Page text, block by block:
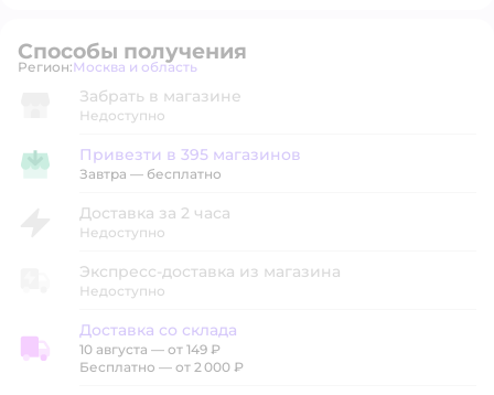
Способы получения
Регион: Выбор адреса доставки.
Москва и область
Забрать в магазине
Недоступно
Привезти в магазин
Привезти в 395 магазинов
Завтра — бесплатно
Доставка за 2 часа
Недоступно
Экспресс-доставка из магазина
Недоступно
Доставка со склада
Доставка со склада
10 августа — от 149 ₽
Бесплатно — от 2 000 ₽